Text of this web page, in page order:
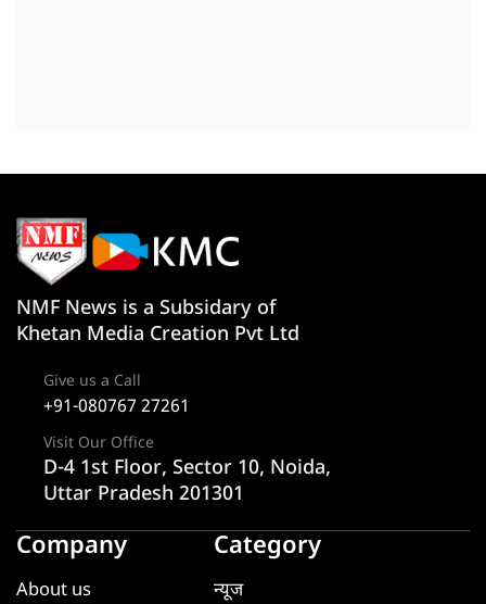
NMF News is a Subsidary of
Khetan Media Creation Pvt Ltd
Give us a Call
+91-080767 27261
Visit Our Office
D-4 1st Floor, Sector 10, Noida,
Uttar Pradesh 201301
Company
About us
Category
न्यूज